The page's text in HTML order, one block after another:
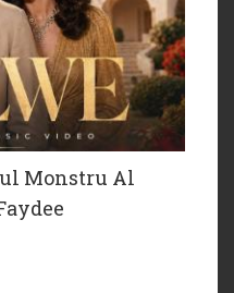
Monstru Al